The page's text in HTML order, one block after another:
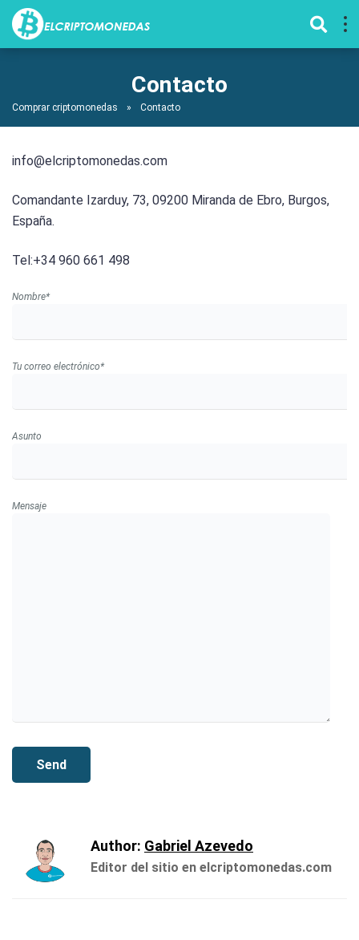
Contacto
Comprar criptomonedas » Contacto
info@elcriptomonedas.com
Comandante Izarduy, 73, 09200 Miranda de Ebro, Burgos,
España.
Tel:+34 960 661 498
Nombre*
Tu correo electrónico*
Asunto
Mensaje
Author: Gabriel Azevedo
Editor del sitio en elcriptomonedas.com